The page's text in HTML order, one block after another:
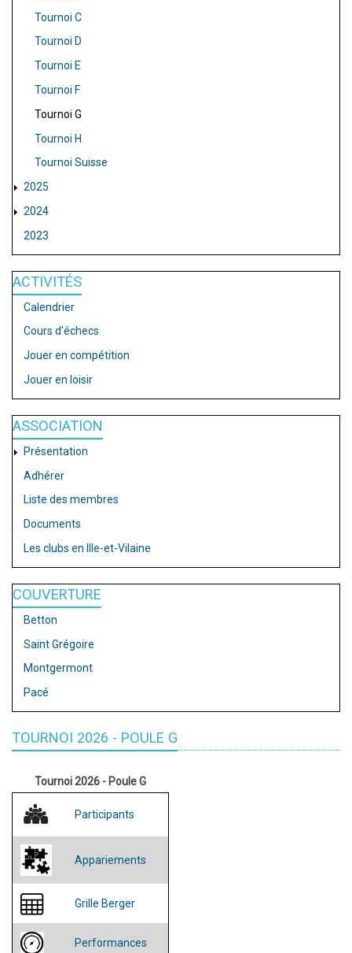
Tournoi C
Tournoi D
Tournoi E
Tournoi F
Tournoi G
Tournoi H
Tournoi Suisse
2025
2024
2023
ACTIVITÉS
Calendrier
Cours d'échecs
Jouer en compétition
Jouer en loisir
ASSOCIATION
Présentation
Adhérer
Liste des membres
Documents
Les clubs en Ille-et-Vilaine
COUVERTURE
Betton
Saint Grégoire
Montgermont
Pacé
TOURNOI 2026 - POULE G
Tournoi 2026 - Poule G
Participants
Appariements
Grille Berger
Performances